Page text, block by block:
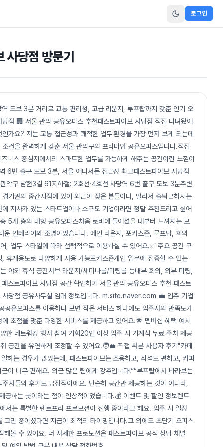
로그인
사당점 방문기
도보 3분 거리로 교통 편리성, 고급 라운지, 루프탑까지 갖춘 인기 오
점 🏢 서울 관악 공유오피스 추천패스트파이브 사당점 직접 다녀왔어
가요? 저는 교통 접근성과 쾌적한 업무 환경을 가장 먼저 보게 되는데
건을 완벽하게 갖춘 서울 관악구의 프리미엄 공유오피스입니다.직접
니스 중심지에서의 스마트한 업무를 가능하게 해주는 공간이란 느낌이
6번 출구 도보 3분, 서울 어디서든 접근성 최고패스트파이브 사당점
악구 남현3길 61지하철: 2호선·4호선 사당역 6번 출구 도보 3분주변
기권의 중간지점에 있어 외근이 잦은 분들이나, 멀리서 출퇴근하시는
지사가 있는 스타트업이나 소규모 기업이라면 정말 추천드리고 싶어
5개 층의 대형 공유오피스처음 로비에 들어섰을 때부터 느껴지는 모
인테리어와 조명이었습니다. 메인 라운지, 포커스존, 루프탑, 회의
, 업무 스타일에 따라 선택적으로 이용하실 수 있어요.✅ 주요 공간 구
게용도로 다양하게 사용 가능포커스존개인 업무에 집중할 수 있는
야외 휴식 공간서브 라운지/세미나룸/미팅룸 등내부 회의, 외부 미팅,
스트파이브 사당점 공간 확인하기 서울 관악 공유오피스 추천 패스트
사당점 공유사무실 임대 정보입니다. m.site.naver.com 💼 입주 기업
유오피스를 이용하다 보면 작은 서비스 하나에도 입주사의 만족도가
초점을 맞춘 다양한 서비스를 제공하고 있어요.🌟 멤버십 혜택 예시
한 네트워킹 행사 참여 기회20인 이상 입주 시 기계식 무료 주차 제공
공간을 유연하게 조정할 수 있어요.🧑‍💼 직접 써본 사용자 후기"카페
하는 경우가 많았는데, 패스트파이브는 조용하고, 좌석도 편하고, 커피
이 너무 편해요. 외근 많은 팀에게 강추입니다!”“루프탑에서 바라보는
자들의 후기도 긍정적이에요. 단순히 공간만 제공하는 것이 아니라,
공하는 곳이라는 점이 인상적이었습니다.💰 이벤트 및 할인 정보렌트
서는 특별한 렌트프리 프로모션이 진행 중이라고 해요. 입주 시 일정
민 중이셨다면 지금이 최적의 타이밍입니다.그 외에도 초단기 오피스
볼 수 있어요. 더 자세한 프로모션은 패스트파이브 공식 상담 채널